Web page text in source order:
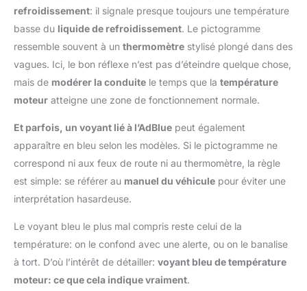
refroidissement: il signale presque toujours une température
basse du liquide de refroidissement. Le pictogramme
ressemble souvent à un thermomètre stylisé plongé dans des
vagues. Ici, le bon réflexe n’est pas d’éteindre quelque chose,
mais de modérer la conduite le temps que la température
moteur atteigne une zone de fonctionnement normale.
Et parfois, un voyant lié à l’AdBlue peut également
apparaître en bleu selon les modèles. Si le pictogramme ne
correspond ni aux feux de route ni au thermomètre, la règle
est simple: se référer au manuel du véhicule pour éviter une
interprétation hasardeuse.
Le voyant bleu le plus mal compris reste celui de la
température: on le confond avec une alerte, ou on le banalise
à tort. D’où l’intérêt de détailler: voyant bleu de température
moteur: ce que cela indique vraiment.